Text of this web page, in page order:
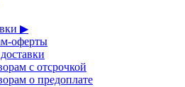
▶
оферты
с отсрочкой
о предоплате